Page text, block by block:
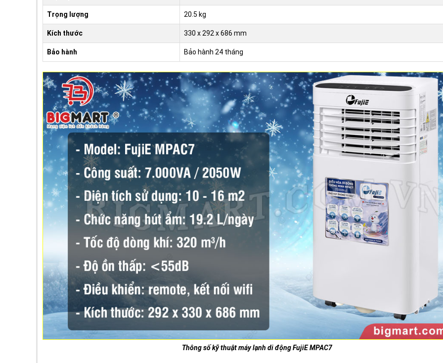
Trọng lượng 20.5 kg
Kích thước 330 x 292 x 686 mm
Bảo hành Bảo hành 24 tháng
Thông số kỹ thuật máy lạnh di động FujiE MPAC7